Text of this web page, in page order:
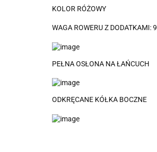
KOLOR RÓŻOWY
WAGA ROWERU Z DODATKAMI:
PEŁNA OSŁONA NA ŁAŃCUCH
ODKRĘCANE KÓŁKA BOCZNE